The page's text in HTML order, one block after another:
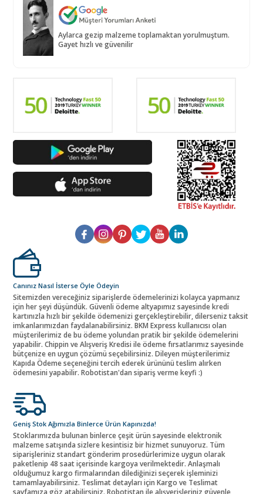
Aylarca gezip malzeme toplamaktan yorulmuştum.
Gayet hızlı ve güvenilir
Canınız Nasıl İsterse Öyle Ödeyin
Sitemizden vereceğiniz siparişlerde ödemelerinizi kolayca yapmanız
için her şeyi düşündük. Güvenli ödeme altyapımız sayesinde kredi
kartınızla hızlı bir şekilde ödemenizi gerçekleştirebilir, dilerseniz taksit
imkanlarımızdan faydalanabilirsiniz. BKM Express kullanıcısı olan
müşterilerimiz de bu ödeme yolundan pratik bir şekilde ödemelerini
yapabilir. Chippin ve Alışveriş Kredisi ile ödeme fırsatlarımız sayesinde
bütçenize en uygun çözümü seçebilirsiniz. Dileyen müşterilerimiz
Kapıda Ödeme seçeneğini tercih ederek ürününü teslim alırken
ödemesini yapabilir. Robotistan'dan sipariş verme keyfi :)
Geniş Stok Ağımızla Binlerce Ürün Kapınızda!
Stoklarımızda bulunan binlerce çeşit ürün sayesinde elektronik
malzeme satışında sizlere kesintisiz bir hizmet sunuyoruz. Tüm
siparişleriniz standart gönderim prosedürlerimize uygun olarak
paketlenip 48 saat içerisinde kargoya verilmektedir. Anlaşmalı
olduğumuz kargo firmalarından dilediğinizi seçerek işleminizi
tamamlayabilirsiniz. Teslimat detayları için Kargo ve Teslimat
sayfamıza göz atabilirsiniz. Robotistan ile alışverişleriniz güvenle